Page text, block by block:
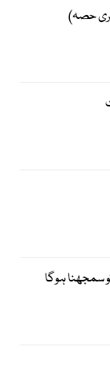
حصہ)
سمجھنا ہوگا